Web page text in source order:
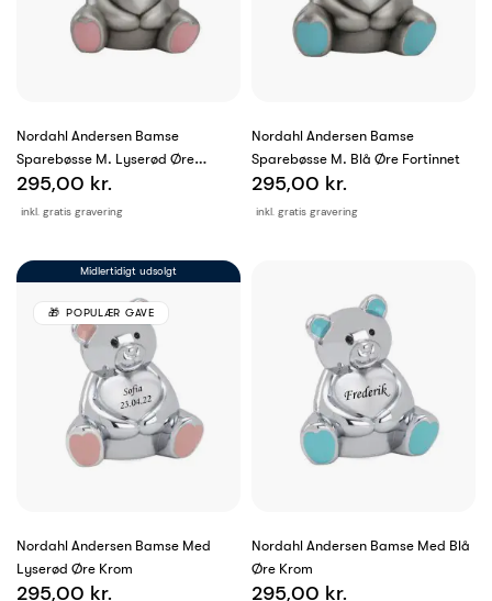
Nordahl Andersen Bamse
Sparebøsse M. Lyserød Øre
Fortinnet
inkl. gratis gravering
295,00 kr.
Nordahl Andersen Bamse
Sparebøsse M. Blå Øre Fortinnet
inkl. gratis gravering
295,00 kr.
Nordahl Andersen Bamse Med
Lyserød Øre Krom
295,00 kr.
Midlertidigt udsolgt
POPULÆR GAVE
Nordahl Andersen Bamse Med Blå
Øre Krom
295,00 kr.